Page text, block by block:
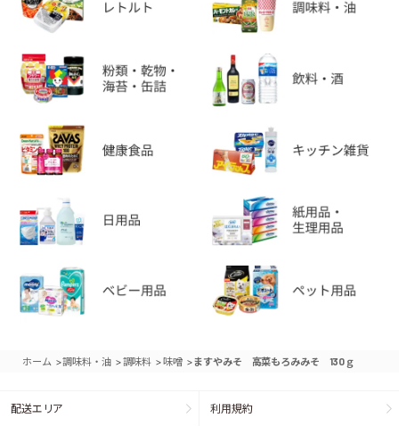
ホーム >調味料・油 >調味料 > 味噌 >ますやみそ 高菜もろみみそ 130ｇ
配送エリア 利用規約